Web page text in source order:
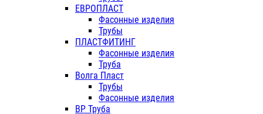
ЕВРОПЛАСТ
Фасонные изделия
Трубы
ПЛАСТФИТИНГ
Фасонные изделия
Труба
Волга Пласт
Трубы
Фасонные изделия
ВР Труба